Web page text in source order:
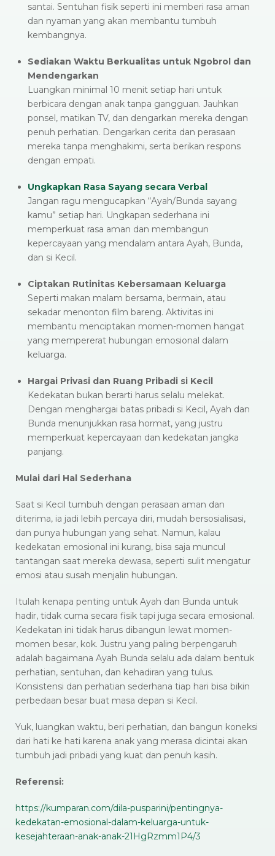
santai. Sentuhan fisik seperti ini memberi rasa aman
dan nyaman yang akan membantu tumbuh
kembangnya.
Sediakan Waktu Berkualitas untuk Ngobrol dan
Mendengarkan
Luangkan minimal 10 menit setiap hari untuk
berbicara dengan anak tanpa gangguan. Jauhkan
ponsel, matikan TV, dan dengarkan mereka dengan
penuh perhatian. Dengarkan cerita dan perasaan
mereka tanpa menghakimi, serta berikan respons
dengan empati.
Ungkapkan Rasa Sayang secara Verbal
Jangan ragu mengucapkan “Ayah/Bunda sayang
kamu” setiap hari. Ungkapan sederhana ini
memperkuat rasa aman dan membangun
kepercayaan yang mendalam antara Ayah, Bunda,
dan si Kecil.
Ciptakan Rutinitas Kebersamaan Keluarga
Seperti makan malam bersama, bermain, atau
sekadar menonton film bareng. Aktivitas ini
membantu menciptakan momen-momen hangat
yang mempererat hubungan emosional dalam
keluarga.
Hargai Privasi dan Ruang Pribadi si Kecil
Kedekatan bukan berarti harus selalu melekat.
Dengan menghargai batas pribadi si Kecil, Ayah dan
Bunda menunjukkan rasa hormat, yang justru
memperkuat kepercayaan dan kedekatan jangka
panjang.
Mulai dari Hal Sederhana
Saat si Kecil tumbuh dengan perasaan aman dan
diterima, ia jadi lebih percaya diri, mudah bersosialisasi,
dan punya hubungan yang sehat. Namun, kalau
kedekatan emosional ini kurang, bisa saja muncul
tantangan saat mereka dewasa, seperti sulit mengatur
emosi atau susah menjalin hubungan.
Itulah kenapa penting untuk Ayah dan Bunda untuk
hadir, tidak cuma secara fisik tapi juga secara emosional.
Kedekatan ini tidak harus dibangun lewat momen-
momen besar, kok. Justru yang paling berpengaruh
adalah bagaimana Ayah Bunda selalu ada dalam bentuk
perhatian, sentuhan, dan kehadiran yang tulus.
Konsistensi dan perhatian sederhana tiap hari bisa bikin
perbedaan besar buat masa depan si Kecil.
Yuk, luangkan waktu, beri perhatian, dan bangun koneksi
dari hati ke hati karena anak yang merasa dicintai akan
tumbuh jadi pribadi yang kuat dan penuh kasih.
Referensi:
https://kumparan.com/dila-pusparini/pentingnya-
kedekatan-emosional-dalam-keluarga-untuk-
kesejahteraan-anak-anak-21HgRzmm1P4/3